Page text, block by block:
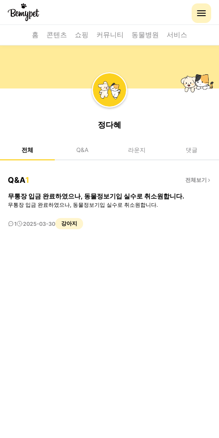
홈 콘텐츠 쇼핑 커뮤니티 동물병원 서비스
정다혜
전체 Q&A 라운지 댓글
Q&A1 전체보기
무통장 입금 완료하였으나, 동물정보기입 실수로 취소원합니다.
무통장 입금 완료하였으나, 동물정보기입 실수로 취소원합니다.
1 2025-03-30 강아지